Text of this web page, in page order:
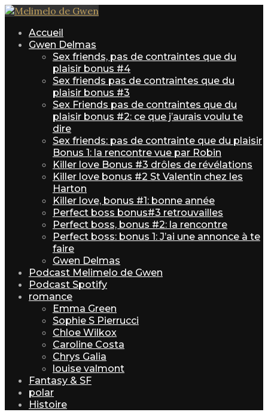
Accueil
Gwen Delmas
Sex friends, pas de contraintes que du
plaisir bonus #4
Sex friends pas de contraintes que du
plaisir bonus #3
Sex Friends pas de contraintes que du
plaisir bonus #2: ce que j’aurais voulu te
dire
Sex friends: pas de contrainte que du plaisir
Bonus 1: la rencontre vue par Robin
Killer love Bonus #3 drôles de révélations
Killer love bonus #2 St Valentin chez les
Harton
Killer love, bonus #1: bonne année
Perfect boss bonus#3 retrouvailles
Perfect boss, bonus #2: la rencontre
Perfect boss: bonus 1: J’ai une annonce à te
faire
Gwen Delmas
Podcast Melimelo de Gwen
Podcast Spotify
romance
Emma Green
Sophie S Pierrucci
Chloe Wilkox
Caroline Costa
Chrys Galia
louise valmont
Fantasy & SF
polar
Histoire